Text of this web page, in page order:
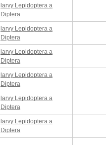
larvy Lepidoptera a
Diptera
larvy Lepidoptera a
Diptera
larvy Lepidoptera a
Diptera
larvy Lepidoptera a
Diptera
larvy Lepidoptera a
Diptera
larvy Lepidoptera a
Diptera